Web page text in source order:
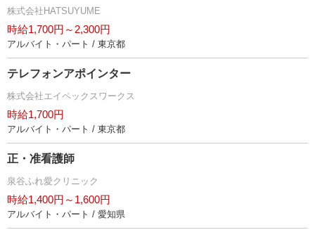
株式会社HATSUYUME
時給1,700円～2,300円
アルバイト・パート / 東京都
テレフォンアポインター
株式会社エイペックスワークス
時給1,700円
アルバイト・パート / 東京都
正・准看護師
泉谷ふれ愛クリニック
時給1,400円～1,600円
アルバイト・パート / 愛知県